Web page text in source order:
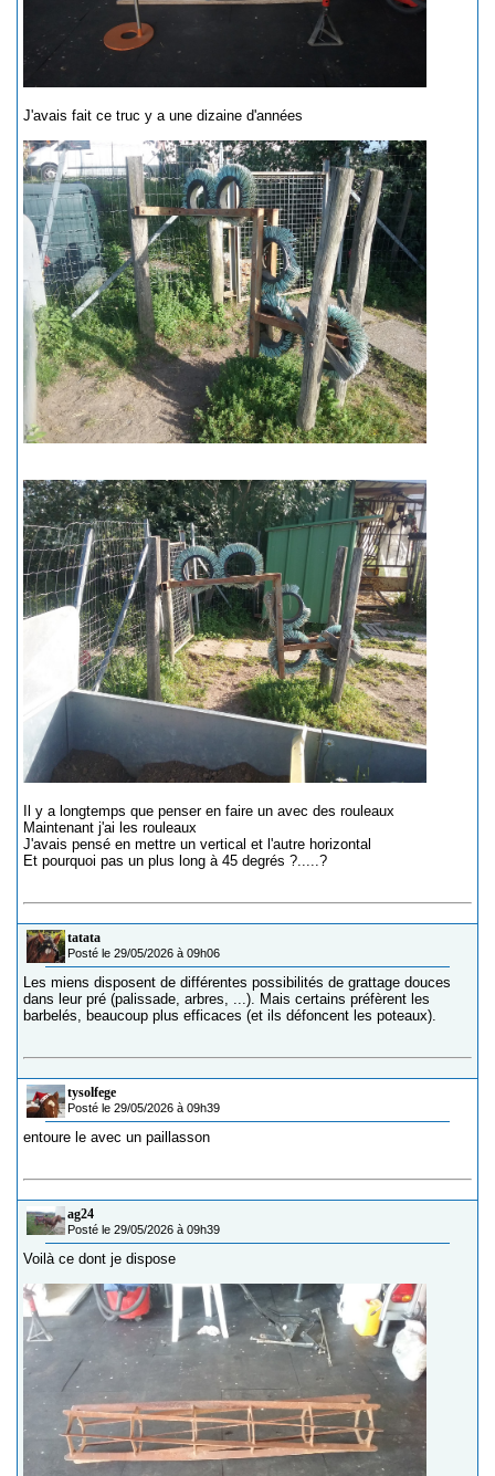
J'avais fait ce truc y a une dizaine d'années
Il y a longtemps que penser en faire un avec des rouleaux
Maintenant j'ai les rouleaux
J'avais pensé en mettre un vertical et l'autre horizontal
Et pourquoi pas un plus long à 45 degrés ?.....?
tatata
Posté le 29/05/2026 à 09h06
Les miens disposent de différentes possibilités de grattage douces
dans leur pré (palissade, arbres, ...). Mais certains préfèrent les
barbelés, beaucoup plus efficaces (et ils défoncent les poteaux).
tysolfege
Posté le 29/05/2026 à 09h39
entoure le avec un paillasson
ag24
Posté le 29/05/2026 à 09h39
Voilà ce dont je dispose